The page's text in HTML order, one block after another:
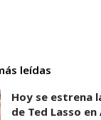
leídas
Hoy se estrena
de Ted Lasso en